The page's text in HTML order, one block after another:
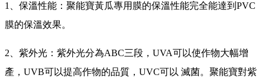
1、保溫性能：聚能寶黃瓜專用膜的保溫性能完全能達到PVC
膜的保溫效果。
2、紫外光：紫外光分為ABC三段，UVA可以使作物大幅增
產，UVB可以提高作物的品質，UVC可以 滅菌。聚能寶對紫